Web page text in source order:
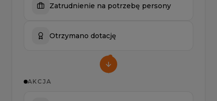
Zatrudnienie na potrzebę persony
Otrzymano dotację
AKCJA